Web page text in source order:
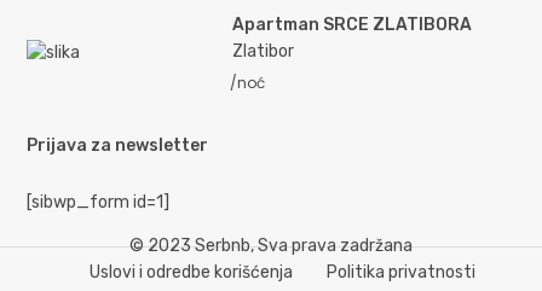
Apartman SRCE ZLATIBORA
Zlatibor
/noć
Prijava za newsletter
[sibwp_form id=1]
© 2023 Serbnb, Sva prava zadržana
Uslovi i odredbe korišćenja
Politika privatnosti